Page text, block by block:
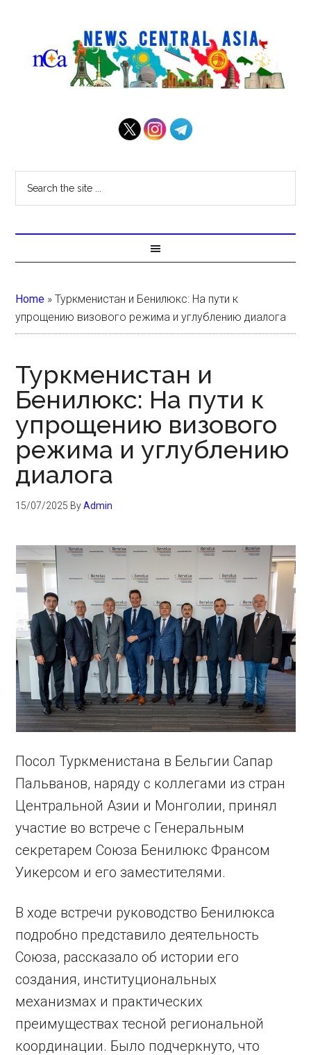
Home »Туркменистан и Бенилюкс: На пути к
упрощению визового режима и углублению диалога
Туркменистан и
Бенилюкс: На пути к
упрощению визового
режима и углублению
диалога
15/07/2025 ByAdmin
Посол Туркменистана в Бельгии Сапар
Пальванов, наряду с коллегами из стран
Центральной Азии и Монголии, принял
участие во встрече с Генеральным
секретарем Союза Бенилюкс Франсом
Уикерсом и его заместителями.
В ходе встречи руководство Бенилюкса
подробно представило деятельность
Союза, рассказало об истории его
создания, институциональных
механизмах и практических
преимуществах тесной региональной
координации. Было подчеркнуто, что